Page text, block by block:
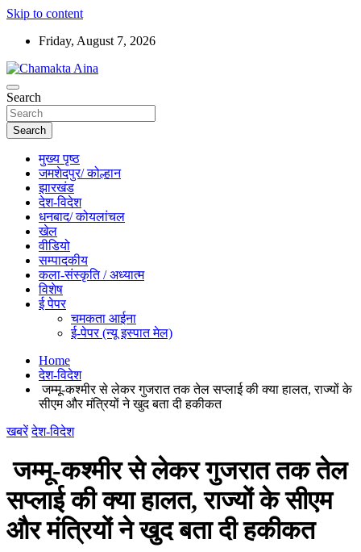
Skip to content
Friday, August 7, 2026
Chamakta Aina
Hindi News Paper – Jharkhand
Search
Search
मुख्य पृष्ठ
जमशेदपुर/ कोल्हान
झारखंड
देश-विदेश
धनबाद/ कोयलांचल
खेल
वीडियो
सम्पादकीय
कला-संस्कृति / अध्यात्म
विशेष
ई पेपर
चमकता आईना
ई-पेपर (न्यू इस्पात मेल)
Home
देश-विदेश
जम्मू-कश्मीर से लेकर गुजरात तक तेल सप्लाई की क्या हालत, राज्यों के
सीएम और मंत्रियों ने खुद बता दी हकीकत
खबरें देश-विदेश
जम्मू-कश्मीर से लेकर गुजरात तक तेल
सप्लाई की क्या हालत, राज्यों के सीएम
और मंत्रियों ने खुद बता दी हकीकत